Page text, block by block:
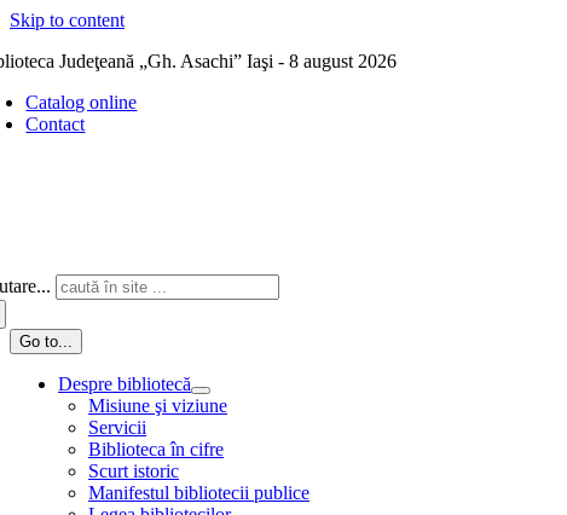
Skip to content
Judeţeană „Gh. Asachi” Iaşi - 8 august 2026
Catalog online
Contact
Go to...
Despre bibliotecă
Misiune şi viziune
Servicii
Biblioteca în cifre
Scurt istoric
Manifestul bibliotecii publice